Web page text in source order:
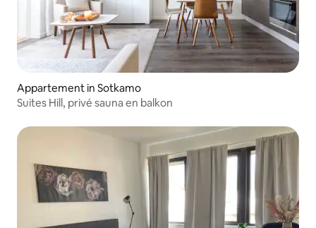
Appartement in Sotkamo
Suites Hill, privé sauna en balkon